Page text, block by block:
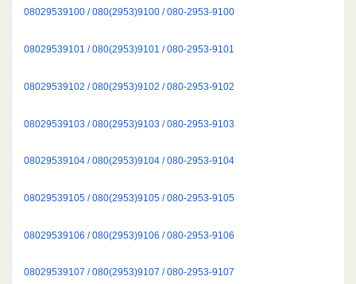
08029539100 / 080(2953)9100 / 080-2953-9100
08029539101 / 080(2953)9101 / 080-2953-9101
08029539102 / 080(2953)9102 / 080-2953-9102
08029539103 / 080(2953)9103 / 080-2953-9103
08029539104 / 080(2953)9104 / 080-2953-9104
08029539105 / 080(2953)9105 / 080-2953-9105
08029539106 / 080(2953)9106 / 080-2953-9106
08029539107 / 080(2953)9107 / 080-2953-9107